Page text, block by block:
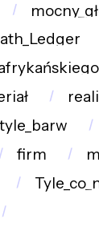
tyle_barw
firm